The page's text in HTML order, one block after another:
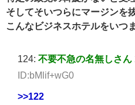
そしてそいつらにマージンを
こんなビジネスホテルをいつ
124: 不要不急の名無しさん
ID:bMlif+wG0
>>122